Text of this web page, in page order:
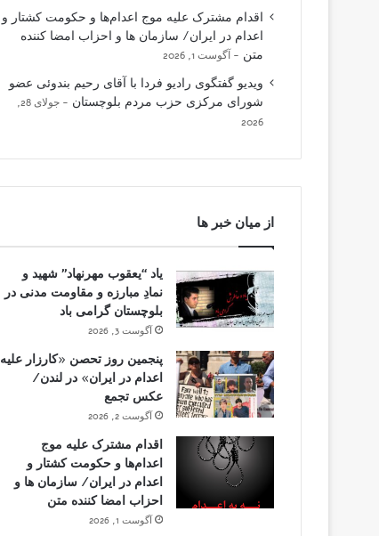
اقدام مشترک علیه موج اعدام‌ها و حکومت کشتار و
اعدام در ایران/ سازمان ها و احزاب امضا کننده
متن
آگوست 1, 2026
ویدیو گفتگوی رادیو فردا با آقای رحیم بندوئی عضو
شورای مرکزی حزب مردم بلوچستان
جولای 28,
2026
از میان خبر ها
یاد “یعقوب مهرنهاد” شهید و
نمادِ مبارزه و مقاومت مدنی در
بلوچستان گرامی باد
آگوست 3, 2026
پنجمین روز تحصن «کارزار علیه
اعدام در ایران» در لندن/
عکس تجمع
آگوست 2, 2026
اقدام مشترک علیه موج
اعدام‌ها و حکومت کشتار و
اعدام در ایران/ سازمان ها و
احزاب امضا کننده متن
آگوست 1, 2026